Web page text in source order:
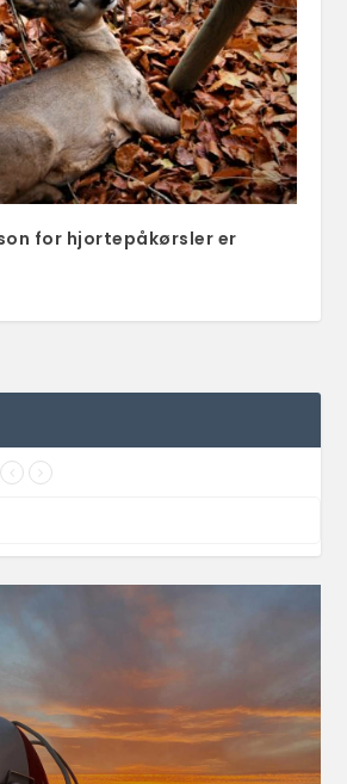
for hjortepåkørsler er